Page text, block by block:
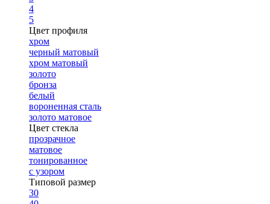
4
5
Цвет профиля
хром
черный матовый
хром матовый
золото
бронза
белый
вороненная сталь
золото матовое
Цвет стекла
прозрачное
матовое
тонированное
с узором
Типовой размер
30